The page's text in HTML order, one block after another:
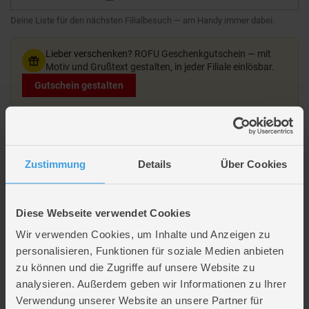
Zustimmung Details Über Cookies
Diese Webseite verwendet Cookies
Wir verwenden Cookies, um Inhalte und Anzeigen zu
personalisieren, Funktionen für soziale Medien anbieten
zu können und die Zugriffe auf unsere Website zu
analysieren. Außerdem geben wir Informationen zu Ihrer
Verwendung unserer Website an unsere Partner für
Deine Liste für den nächsten Filialbesuch — am Handy immer dabei.
Lieber verschenken? ROFU Geschenkgutschein — mit
Motiv und Grußtext gestalten, in jeder Filiale einlösbar.
Gutschein gestalten
Allium - ca. 46 cm - lila
Farbe: lila
Artikelmerkmale